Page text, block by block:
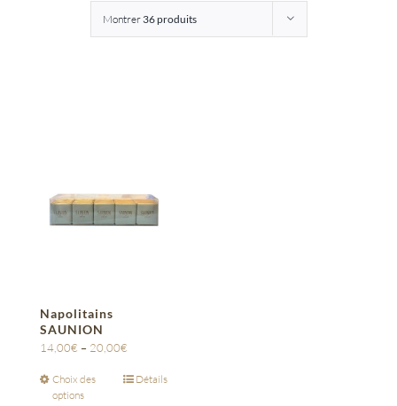
Montrer 36 produits
Napolitains
SAUNION
14,00€ – 20,00€
Choix des
options
Détails